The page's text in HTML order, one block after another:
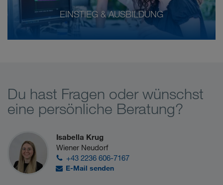
EINSTIEG & AUSBILDUNG
Du hast Fragen oder wünschst
eine persönliche Beratung?
Isabella Krug
Wiener Neudorf
+43 2236 606-7167
E-Mail senden